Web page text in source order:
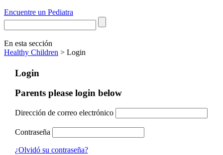
Encuentre un Pediatra
En esta sección
Healthy Children > Login
Login
Parents please login below
Dirección de correo electrónico
Contraseña
¿Olvidó su contraseña?